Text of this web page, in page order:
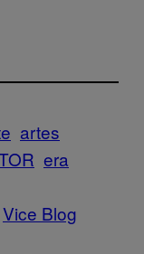
artes
era
Vice Blog